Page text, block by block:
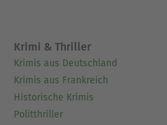
Krimi & Thriller
Krimis aus Deutschland
Krimis aus Frankreich
Historische Krimis
Politthriller